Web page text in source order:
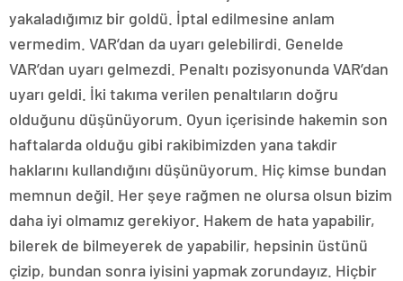
yakaladığımız bir goldü. İptal edilmesine anlam
vermedim. VAR’dan da uyarı gelebilirdi. Genelde
VAR’dan uyarı gelmezdi. Penaltı pozisyonunda VAR’dan
uyarı geldi. İki takıma verilen penaltıların doğru
olduğunu düşünüyorum. Oyun içerisinde hakemin son
haftalarda olduğu gibi rakibimizden yana takdir
haklarını kullandığını düşünüyorum. Hiç kimse bundan
memnun değil. Her şeye rağmen ne olursa olsun bizim
daha iyi olmamız gerekiyor. Hakem de hata yapabilir,
bilerek de bilmeyerek de yapabilir, hepsinin üstünü
çizip, bundan sonra iyisini yapmak zorundayız. Hiçbir